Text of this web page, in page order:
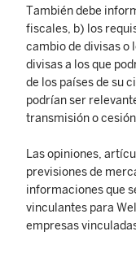
También debe
fiscales, b) los
cambio de divisas o
divisas a los que
de los países de su
podrían ser
transmisión o
Las opiniones,
previsiones de
informaciones que
vinculantes para
empresas